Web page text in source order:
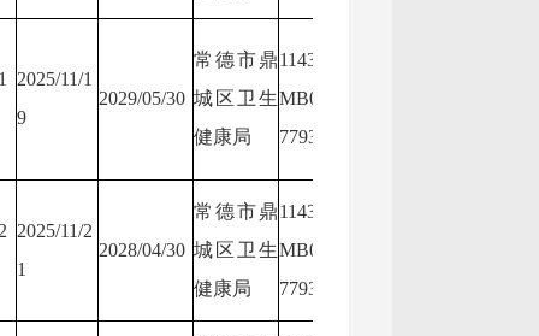
2025/11/1
9
2029/05/30
常德市鼎
城区卫生
健康局
11430703
MB0N88
7793
2025/11/2
1
2028/04/30
常德市鼎
城区卫生
健康局
11430703
MB0N88
7793